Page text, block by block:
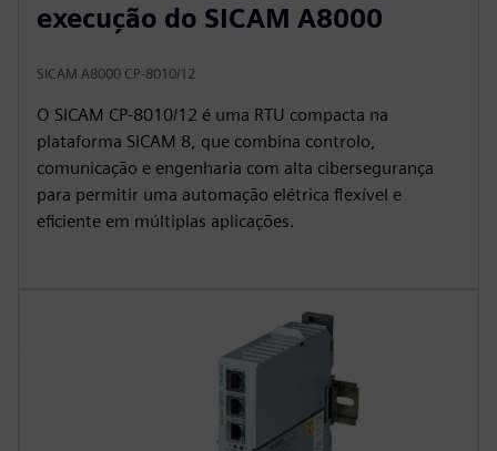
execução do SICAM A8000
SICAM A8000 CP-8010/12
O SICAM CP‑8010/12 é uma RTU compacta na
plataforma SICAM 8, que combina controlo,
comunicação e engenharia com alta cibersegurança
para permitir uma automação elétrica flexível e
eficiente em múltiplas aplicações.